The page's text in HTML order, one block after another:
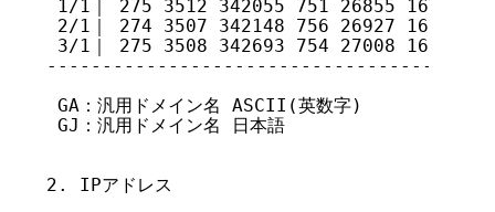
1/1｜ 275 3512 342055 751 26855 16685
2/1｜ 274 3507 342148 756 26927 16656
3/1｜ 275 3508 342693 754 27008 16608
GA：汎用ドメイン名 ASCII(英数字)
GJ：汎用ドメイン名 日本語
2. IPアドレス